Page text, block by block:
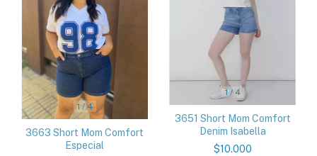
1 /4
3663 Short Mom Comfort
Especial
1/ 4
3651 Short Mom Comfort
Denim Isabella
$10.000